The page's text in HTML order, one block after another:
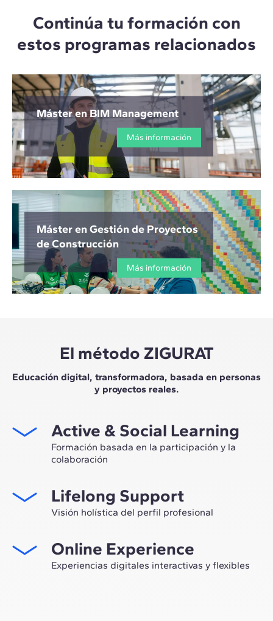
Continúa tu formación con
estos programas relacionados
Máster en BIM Management
Más información
Máster en Gestión de Proyectos
de Construcción
Más información
El método ZIGURAT
Educación digital, transformadora, basada en personas
y proyectos reales.
Active & Social Learning
Formación basada en la participación y la
colaboración
network profesional, sino tener la ocasión única de
participar en grupos de trabajo seleccionados,
asesorados por el expertise de nuestros profesores,
construcción.
Lifelong Support
Visión holística del perfil profesional
Máster, te acompañamos para tener una visión crítica y
360º de tu futuro como experto en el sector.
Online Experience
Experiencias digitales interactivas y flexibles